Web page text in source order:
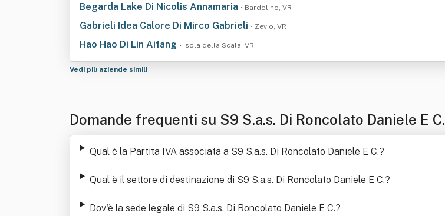
Begarda Lake Di Nicolis Annamaria • Bardolino, VR
Gabrieli Idea Calore Di Mirco Gabrieli • Zevio, VR
Hao Hao Di Lin Aifang • Isola della Scala, VR
Vedi più aziende simili
Domande frequenti su S9 S.a.s. Di Roncolato Daniele E C.
Qual è la Partita IVA associata a S9 S.a.s. Di Roncolato Daniele E C.?
Qual è il settore di destinazione di S9 S.a.s. Di Roncolato Daniele E C.?
Dov'è la sede legale di S9 S.a.s. Di Roncolato Daniele E C.?